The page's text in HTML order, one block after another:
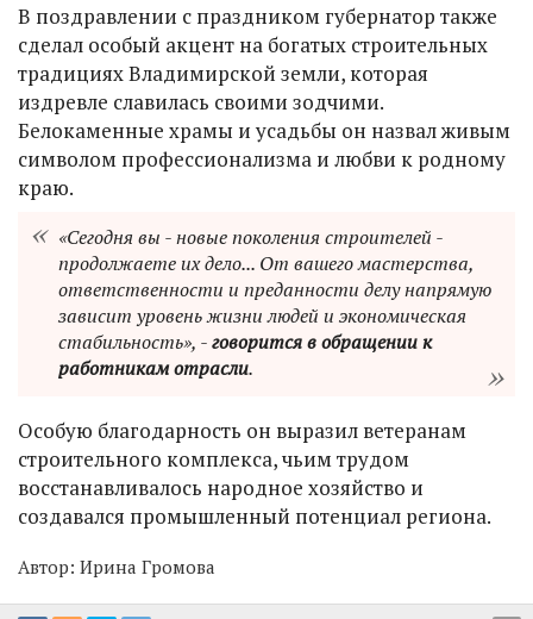
В поздравлении с праздником губернатор также
сделал особый акцент на богатых строительных
традициях Владимирской земли, которая
издревле славилась своими зодчими.
Белокаменные храмы и усадьбы он назвал живым
символом профессионализма и любви к родному
краю.
«Сегодня вы - новые поколения строителей -
продолжаете их дело... От вашего мастерства,
ответственности и преданности делу напрямую
зависит уровень жизни людей и экономическая
стабильность», -говорится в обращении к
работникам отрасли.
Особую благодарность он выразил ветеранам
строительного комплекса, чьим трудом
восстанавливалось народное хозяйство и
создавался промышленный потенциал региона.
Автор: Ирина Громова